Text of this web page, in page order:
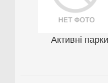
Активні